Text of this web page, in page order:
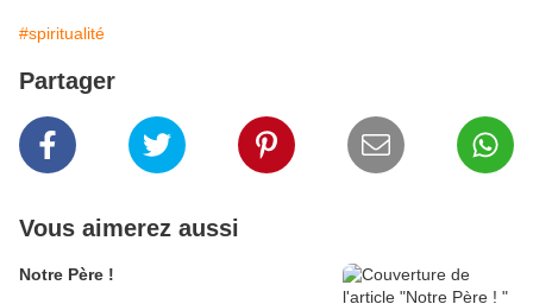
#spiritualité
Partager
Vous aimerez aussi
Notre Père !